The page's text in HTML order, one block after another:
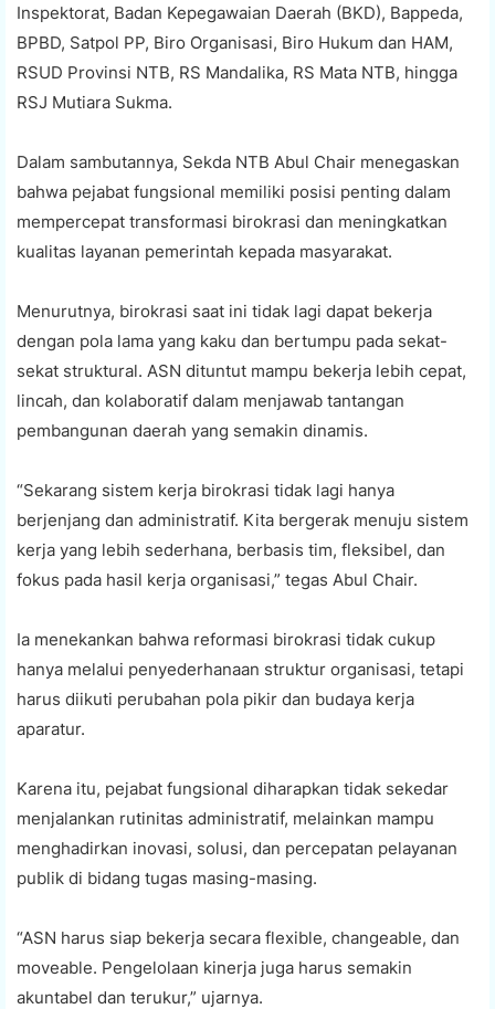
Inspektorat, Badan Kepegawaian Daerah (BKD), Bappeda,
BPBD, Satpol PP, Biro Organisasi, Biro Hukum dan HAM,
RSUD Provinsi NTB, RS Mandalika, RS Mata NTB, hingga
RSJ Mutiara Sukma.
Dalam sambutannya, Sekda NTB Abul Chair menegaskan
bahwa pejabat fungsional memiliki posisi penting dalam
mempercepat transformasi birokrasi dan meningkatkan
kualitas layanan pemerintah kepada masyarakat.
Menurutnya, birokrasi saat ini tidak lagi dapat bekerja
dengan pola lama yang kaku dan bertumpu pada sekat-
sekat struktural. ASN dituntut mampu bekerja lebih cepat,
lincah, dan kolaboratif dalam menjawab tantangan
pembangunan daerah yang semakin dinamis.
“Sekarang sistem kerja birokrasi tidak lagi hanya
berjenjang dan administratif. Kita bergerak menuju sistem
kerja yang lebih sederhana, berbasis tim, fleksibel, dan
fokus pada hasil kerja organisasi,” tegas Abul Chair.
Ia menekankan bahwa reformasi birokrasi tidak cukup
hanya melalui penyederhanaan struktur organisasi, tetapi
harus diikuti perubahan pola pikir dan budaya kerja
aparatur.
Karena itu, pejabat fungsional diharapkan tidak sekedar
menjalankan rutinitas administratif, melainkan mampu
menghadirkan inovasi, solusi, dan percepatan pelayanan
publik di bidang tugas masing-masing.
“ASN harus siap bekerja secara flexible, changeable, dan
moveable. Pengelolaan kinerja juga harus semakin
akuntabel dan terukur,” ujarnya.